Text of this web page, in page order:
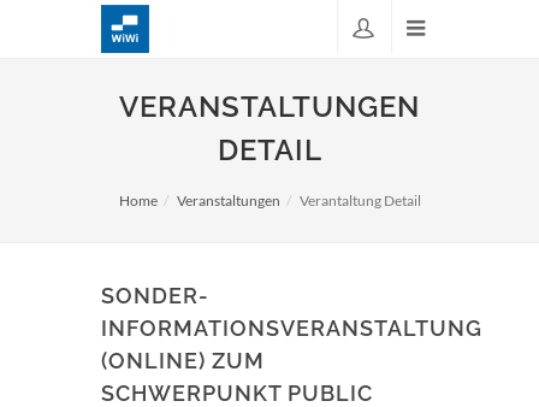
VERANSTALTUNGEN
DETAIL
Home Veranstaltungen Verantaltung Detail
SONDER-
INFORMATIONSVERANSTALTUNG
(ONLINE) ZUM
SCHWERPUNKT PUBLIC